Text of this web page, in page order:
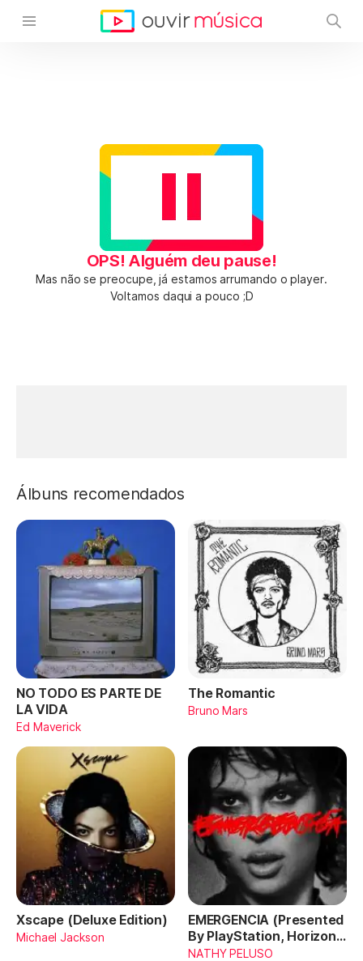
OPS! Alguém deu pause!
Mas não se preocupe, já estamos arrumando o player.
Voltamos daqui a pouco ;D
Álbuns recomendados
NO TODO ES PARTE DE
LA VIDA
Ed Maverick
The Romantic
Bruno Mars
Xscape (Deluxe Edition)
Michael Jackson
EMERGENCIA (Presented
By PlayStation, Horizon
Forbidden West)
NATHY PELUSO